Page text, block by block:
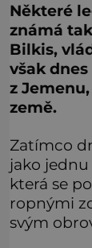
Některé
známá
Bilkis,
však
z
země.
Zatímco
jako
která se
ropnými
svým